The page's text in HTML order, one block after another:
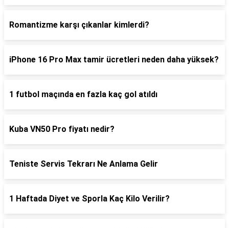
Romantizme karşı çıkanlar kimlerdi?
iPhone 16 Pro Max tamir ücretleri neden daha yüksek?
1 futbol maçında en fazla kaç gol atıldı
Kuba VN50 Pro fiyatı nedir?
Teniste Servis Tekrarı Ne Anlama Gelir
1 Haftada Diyet ve Sporla Kaç Kilo Verilir?